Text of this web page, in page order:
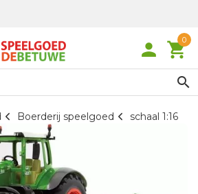
search
person 0
local_grocery_store
Boerderij speelgoed schaal 1:16